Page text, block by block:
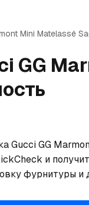
Mini Matelassé
GG
Gucci GG
и
фурнитуры и